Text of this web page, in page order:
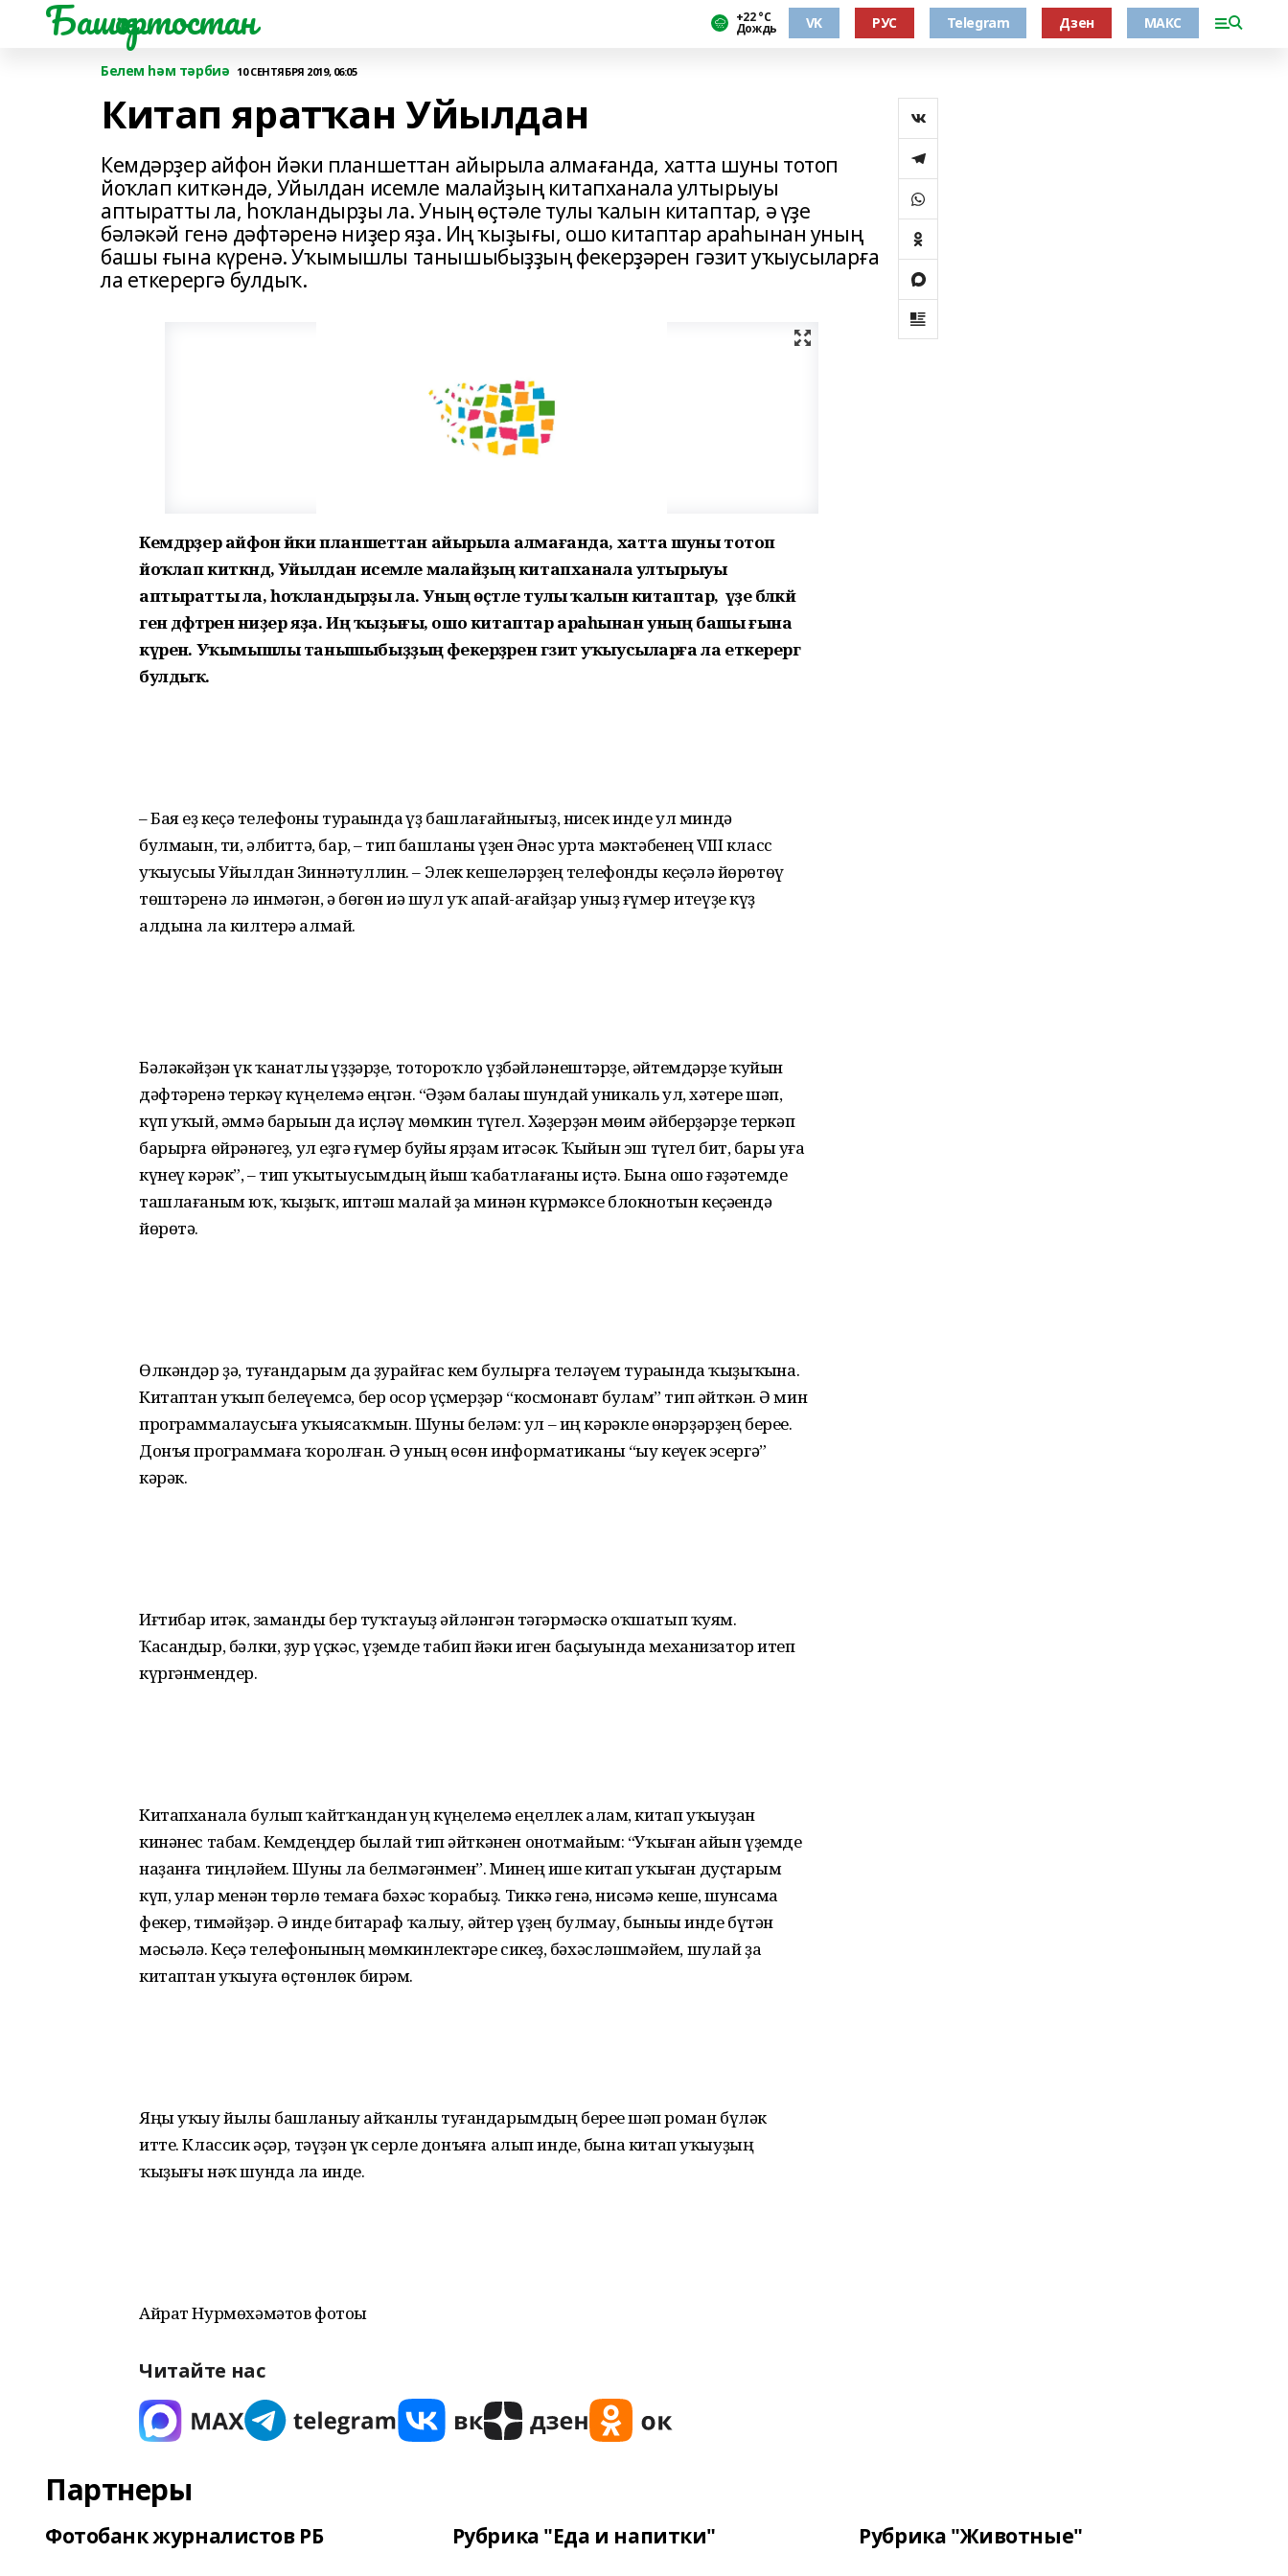
Башҡортостан +22 °С
Дождь VK РУС Telegram Дзен МАКС
Белем һәм тәрбиә 10 СЕНТЯБРЯ 2019, 06:05
Китап яратҡан Уйылдан
Кемдәрҙер айфон йәки планшеттан айырыла алмағанда, хатта шуны тотоп
йоҡлап киткәндә, Уйылдан исемле малайҙың китапханала ултырыуы
аптыратты ла, һоҡландырҙы ла. Уның өҫтәле тулы ҡалын китаптар, ә үҙе
бәләкәй генә дәфтәренә ниҙер яҙа. Иң ҡыҙығы, ошо китаптар араһынан уның
башы ғына күренә. Уҡымышлы танышыбыҙҙың фекерҙәрен гәзит уҡыусыларға
ла еткерергә булдыҡ.
Кемдәрҙер айфон йәки планшеттан айырыла алмағанда, хатта шуны тотоп
йоҡлап киткәндә, Уйылдан исемле малайҙың китапханала ултырыуы
аптыратты ла, һоҡландырҙы ла. Уның өҫтәле тулы ҡалын китаптар, ә үҙе бәләкәй
генә дәфтәренә ниҙер яҙа. Иң ҡыҙығы, ошо китаптар араһынан уның башы ғына
күренә. Уҡымышлы танышыбыҙҙың фекерҙәрен гәзит уҡыусыларға ла еткерергә
булдыҡ.
– Бая һеҙ кеҫә телефоны тураһында һүҙ башлағайнығыҙ, нисек инде ул миндә
булмаһын, ти, әлбиттә, бар, – тип башланы һүҙен Әнәс урта мәктәбенең VIII класс
уҡыусыһы Уйылдан Зиннәтуллин. – Элек кешеләрҙең телефонды кеҫәлә йөрөтөү
төштәренә лә инмәгән, ә бөгөн иһә шул уҡ апай-ағайҙар унһыҙ ғүмер итеүҙе күҙ
алдына ла килтерә алмай.
Бәләкәйҙән үк ҡанатлы һүҙҙәрҙе, тотороҡло һүҙбәйләнештәрҙе, әйтемдәрҙе ҡуйын
дәфтәренә теркәү күңелемә һеңгән. “Әҙәм балаһы шундай уникаль ул, хәтере шәп,
күп уҡый, әммә барыһын да иҫләү мөмкин түгел. Хәҙерҙән мөһим әйберҙәрҙе теркәп
барырға өйрәнһәгеҙ, ул һеҙгә ғүмер буйы ярҙам итәсәк. Ҡыйын эш түгел бит, бары уға
күнеү кәрәк”, – тип уҡытыусымдың йыш ҡабатлағаны иҫтә. Бына ошо ғәҙәтемде
ташлағаным юҡ, ҡыҙыҡ, иптәш малай ҙа минән күрмәксе блокнотын кеҫәһендә
йөрөтә.
Өлкәндәр ҙә, туғандарым да ҙурайғас кем булырға теләүем тураһында ҡыҙыҡһына.
Китаптан уҡып белеүемсә, бер осор үҫмерҙәр “космонавт булам” тип әйткән. Ә мин
программалаусыға уҡыясаҡмын. Шуны беләм: ул – иң кәрәкле һөнәрҙәрҙең береһе.
Донъя программаға ҡоролған. Ә уның өсөн информатиканы “һыу кеүек эсергә”
кәрәк.
Иғтибар итһәк, заманды бер туҡ­тауһыҙ әйләнгән тәгәрмәскә оҡшатып ҡуям.
Ҡасандыр, бәлки, ҙур үҫкәс, үҙемде табип йәки иген баҫыуында механизатор итеп
күргәнмендер.
Китапханала булып ҡайтҡандан һуң күңелемә еңеллек алам, китап уҡыуҙан
кинәнес табам. Кемдеңдер былай тип әйткәнен онотмайым: “Уҡыған һайын үҙемде
наҙанға тиңләйем. Шуны ла белмәгәнмен”. Минең ише китап уҡыған дуҫтарым
күп, улар менән төрлө темаға бәхәс ҡорабыҙ. Тиккә генә, нисәмә кеше, шунсама
фекер, тимәйҙәр. Ә инде битараф ҡалыу, әйтер һүҙең булмау, быныһы инде бүтән
мәсьәлә. Кеҫә телефонының мөмкинлектәре сикһеҙ, бәхәсләшмәйем, шулай ҙа
китаптан уҡыуға өҫтөнлөк бирәм.
Яңы уҡыу йылы башланыу айҡанлы туғандарымдың береһе шәп роман бүләк
итте. Классик әҫәр, тәүҙән үк серле донъяға алып инде, бына китап уҡыуҙың
ҡыҙығы нәҡ шунда ла инде.
Айрат Нурмөхәмәтов фотоһы
Читайте нас
Партнеры
Фотобанк журналистов РБ Рубрика "Еда и напитки" Рубрика "Животные"